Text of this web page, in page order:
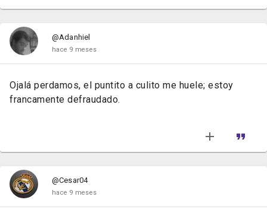
@Adanhiel
hace 9 meses
Ojalá perdamos, el puntito a culito me huele; estoy
francamente defraudado.
@Cesar04
hace 9 meses